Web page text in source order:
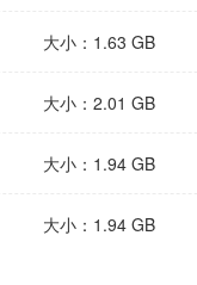
大小：1.63 GB
大小：2.01 GB
大小：1.94 GB
大小：1.94 GB